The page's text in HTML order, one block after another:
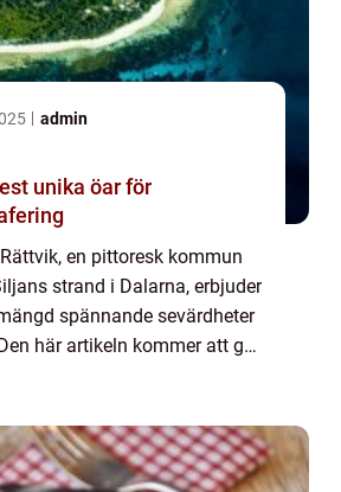
admin
unika öar för
en pittoresk kommun
strand i Dalarna, erbjuder
spännande sevärdheter
här artikeln kommer att ge